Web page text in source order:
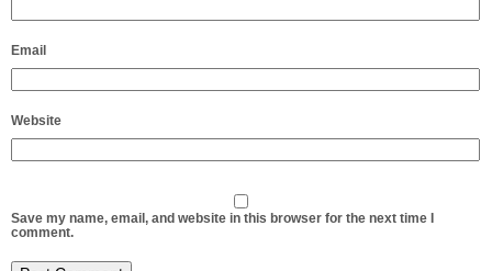
Email
Website
Save my name, email, and website in this browser for the next time I
comment.